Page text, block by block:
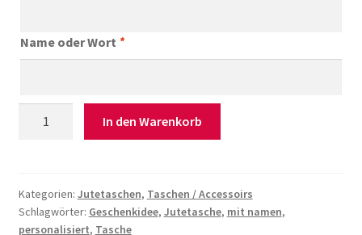
Name oder Wort *
Menge
In den Warenkorb
Kategorien: Jutetaschen, Taschen / Accessoirs
Schlagwörter: Geschenkidee, Jutetasche, mit namen,
personalisiert, Tasche